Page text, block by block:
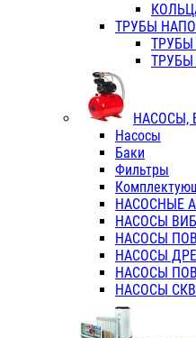
ТРУБЫ
НАСОСЫ,
Насосы
Баки
Фильтры
НАСОСНЫЕ
НАСОСЫ
НАСОСЫ
НАСОСЫ
НАСОСЫ
НАСОСЫ